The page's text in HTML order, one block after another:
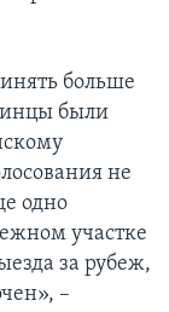
больше
были
не
одно
участке
за рубеж,
–